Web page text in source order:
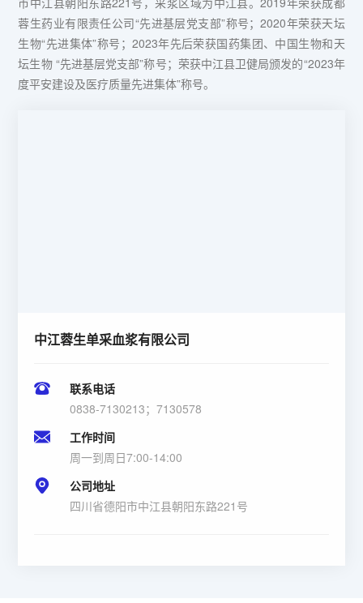
蓉生药业有限责任公司“先进基层党支部”称号；2020年荣获天坛
生物“先进集体”称号；2023年先后荣获国药集团、中国生物和天
坛生物 “先进基层党支部”称号；荣获中江县卫健局颁发的“2023年
度平安建设及医疗质量先进集体”称号。
中江蓉生单采血浆有限公司
联系电话
0838-7130213；7130578
工作时间
周一到周日7:00-14:00
公司地址
四川省德阳市中江县朝阳东路221号